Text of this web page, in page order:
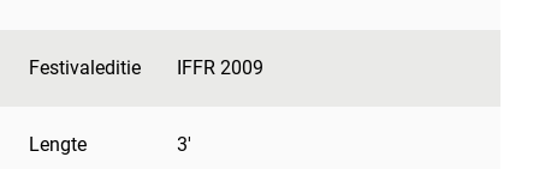
Festivaleditie IFFR 2009
Lengte 3'